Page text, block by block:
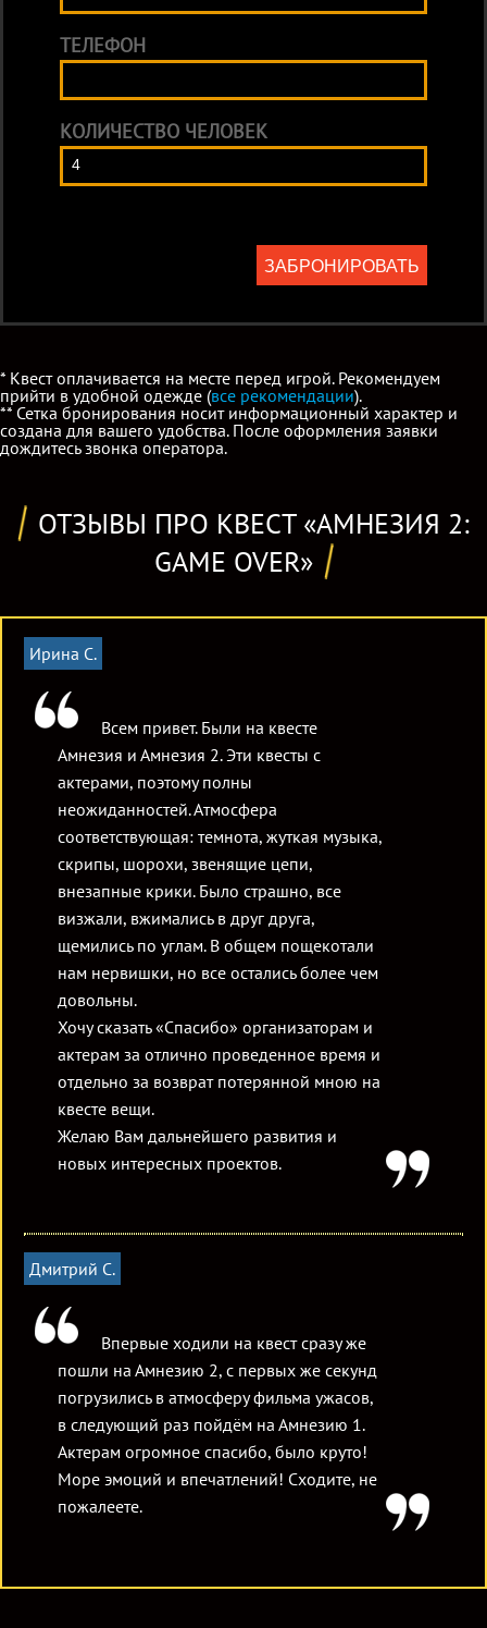
ТЕЛЕФОН
КОЛИЧЕСТВО ЧЕЛОВЕК
ЗАБРОНИРОВАТЬ
* Квест оплачивается на месте перед игрой. Рекомендуем
прийти в удобной одежде (все рекомендации).
** Сетка бронирования носит информационный характер и
создана для вашего удобства. После оформления заявки
дождитесь звонка оператора.
ОТЗЫВЫ ПРО КВЕСТ «АМНЕЗИЯ 2:
GAME OVER»
Ирина С.
Всем привет. Были на квесте
Амнезия и Амнезия 2. Эти квесты с
актерами, поэтому полны
неожиданностей. Атмосфера
соответствующая: темнота, жуткая музыка,
скрипы, шорохи, звенящие цепи,
внезапные крики. Было страшно, все
визжали, вжимались в друг друга,
щемились по углам. В общем пощекотали
нам нервишки, но все остались более чем
довольны.
Хочу сказать «Спасибо» организаторам и
актерам за отлично проведенное время и
отдельно за возврат потерянной мною на
квесте вещи.
Желаю Вам дальнейшего развития и
новых интересных проектов.
Дмитрий С.
Впервые ходили на квест сразу же
пошли на Амнезию 2, с первых же секунд
погрузились в атмосферу фильма ужасов,
в следующий раз пойдём на Амнезию 1.
Актерам огромное спасибо, было круто!
Море эмоций и впечатлений! Сходите, не
пожалеете.